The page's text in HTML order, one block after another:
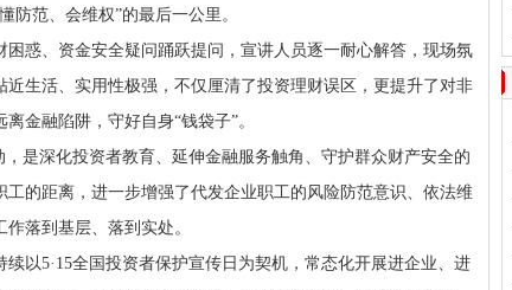
防范、会维权”的最后一公里。
惑、资金安全疑问踊跃提问，宣讲人员逐一耐心解答，现场氛
生活、实用性极强，不仅厘清了投资理财误区，更提升了对非
金融陷阱，守好自身“钱袋子”。
，是深化投资者教育、延伸金融服务触角、守护群众财产安全的
的距离，进一步增强了代发企业职工的风险防范意识、依法维
落到基层、落到实处。
以5·15全国投资者保护宣传日为契机，常态化开展进企业、进